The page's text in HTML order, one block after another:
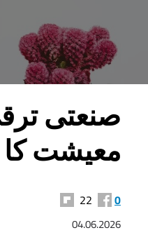
صنعتی
معیشت کا
22 0
04.06.2026